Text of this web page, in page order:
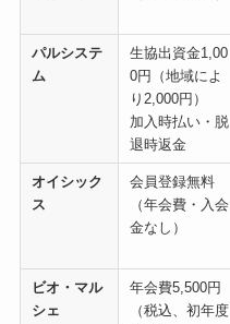
パルシステ
ム
生協出資金1,00
0円（地域によ
り2,000円）
加入時払い・脱
退時返金
オイシック
ス
会員登録無料
（年会費・入会
金なし）
ビオ・マル
シェ
年会費5,500円
（税込、初年度